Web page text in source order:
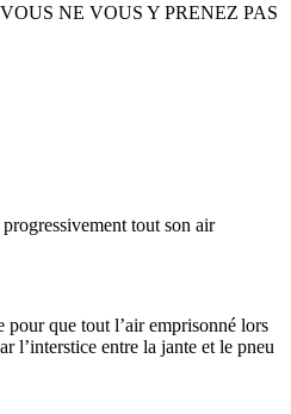
VOUS NE VOUS Y PRENEZ PAS
tout son air
pour que tout l’air emprisonné lors
l’interstice entre la jante et le pneu